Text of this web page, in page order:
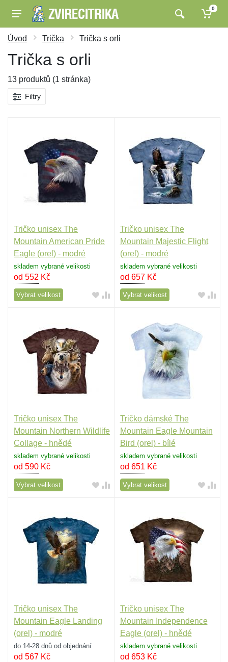
0
Úvod Trička Trička s orli
Trička s orli
13 produktů (1 stránka)
Filtry
Tričko unisex The
Mountain American Pride
Eagle (orel) - modré
skladem vybrané velikosti
od 552 Kč
Vybrat velikost
Tričko unisex The
Mountain Majestic Flight
(orel) - modré
skladem vybrané velikosti
od 657Kč
Vybrat velikost
Tričko unisex The
Mountain Northern Wildlife
Collage - hnědé
skladem vybrané velikosti
od 590 Kč
Vybrat velikost
Tričko dámské The
Mountain Eagle Mountain
Bird (orel) - bílé
skladem vybrané velikosti
od 651 Kč
Vybrat velikost
Tričko unisex The
Mountain Eagle Landing
(orel) - modré
do 14-28 dnů od objednání
od 567 Kč
Tričko unisex The
Mountain Independence
Eagle (orel) - hnědé
skladem vybrané velikosti
od 653Kč